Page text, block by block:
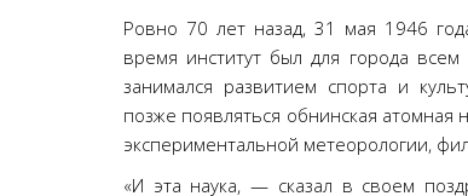
Ровно 70 лет назад, 31 мая 1946
время институт был для города
занимался развитием спорта и
позже появляться обнинская атомная
экспериментальной метеорологии,
«И эта наука, — сказал в своем